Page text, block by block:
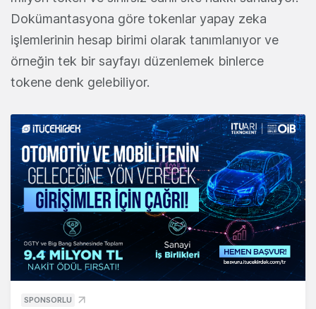
Dokümantasyona göre tokenlar yapay zeka
işlemlerinin hesap birimi olarak tanımlanıyor ve
örneğin tek bir sayfayı düzenlemek binlerce
tokene denk gelebiliyor.
SPONSORLU